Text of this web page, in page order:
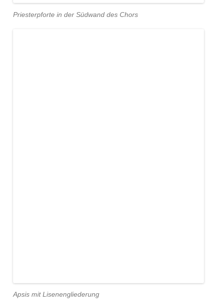
Priesterpforte in der Südwand des Chors
Apsis mit Lisenengliederung